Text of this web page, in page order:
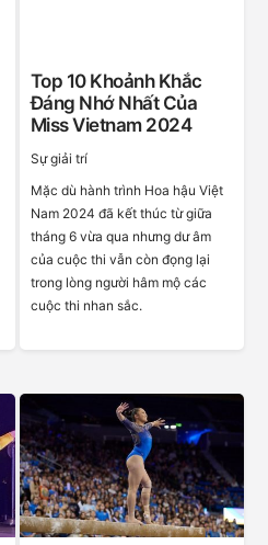
Top 10 Khoảnh Khắc
Đáng Nhớ Nhất Của
Miss Vietnam 2024
Sự giải trí
Mặc dù hành trình Hoa hậu Việt
Nam 2024 đã kết thúc từ giữa
tháng 6 vừa qua nhưng dư âm
của cuộc thi vẫn còn đọng lại
trong lòng người hâm mộ các
cuộc thi nhan sắc.